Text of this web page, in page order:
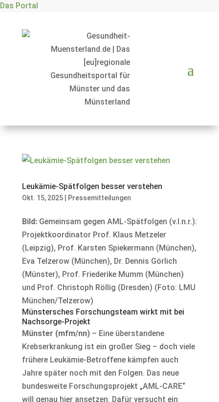
Das Portal
Leukämie-Spätfolgen besser verstehen
Okt. 15, 2025| Pressemitteilungen
Bild:Gemeinsam gegen AML-Spätfolgen (v.l.n.r.):
Projektkoordinator Prof. Klaus Metzeler
(Leipzig), Prof. Karsten Spiekermann (München),
Eva Telzerow (München), Dr. Dennis Görlich
(Münster), Prof. Friederike Mumm (München)
und Prof. Christoph Röllig (Dresden) (Foto: LMU
München/Telzerow)
Münstersches Forschungsteam wirkt mit bei
Nachsorge-Projekt
Münster (mfm/nn)– Eine überstandene
Krebserkrankung ist ein großer Sieg – doch viele
frühere Leukämie-Betroffene kämpfen auch
Jahre später noch mit den Folgen. Das neue
bundesweite Forschungsprojekt „AML-CARE“
will genau hier ansetzen. Dafür versucht ein